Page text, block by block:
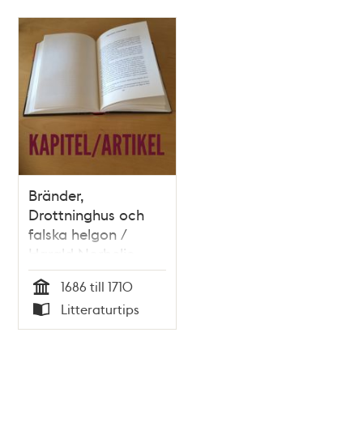
Bränder,
Drottninghus och
falska helgon /
Harald Norbelie
Tid
1686 till 1710
Typ
Litteraturtips